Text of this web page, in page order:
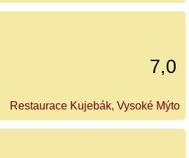
7,0
Restaurace Kujebák, Vysoké Mýto